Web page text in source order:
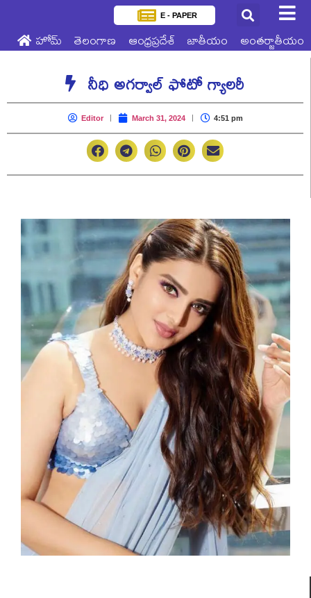
E - PAPER
హోమ్ తెలంగాణ ఆంధ్రప్రదేశ్ జాతీయం అంతర్జాతీయం
నీధి అగర్వాల్ ఫోటో గ్యాలరీ
Editor March 31, 2024 4:51 pm